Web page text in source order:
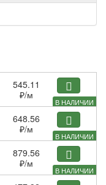
В НАЛИЧИИ
545.11
₽/м
В НАЛИЧИИ
648.56
₽/м
В НАЛИЧИИ
879.56
₽/м